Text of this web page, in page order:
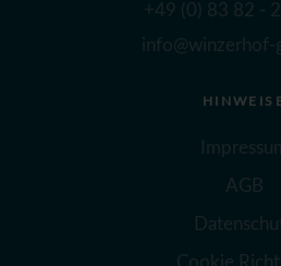
+49 (0) 83 82 -
AGB
Cookie